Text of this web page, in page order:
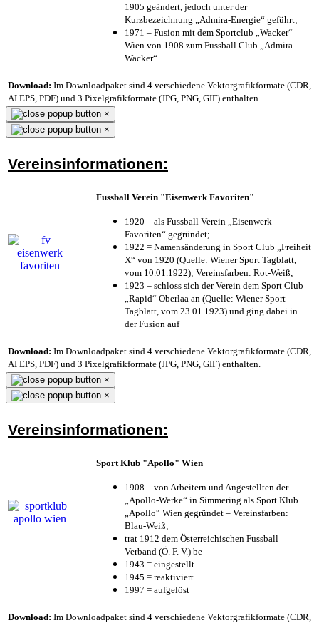
1905 geändert, jedoch unter der
Kurzbezeichnung „Admira-Energie“ geführt;
1971 – Fusion mit dem Sportclub „Wacker“
Wien von 1908 zum Fussball Club „Admira-
Wacker“
Download: Im Downloadpaket sind 4 verschiedene Vektorgrafikformate (CDR,
AI EPS, PDF) und 3 Pixelgrafikformate (JPG, PNG, GIF) enthalten.
×
×
Vereinsinformationen:
Fussball Verein "Eisenwerk Favoriten"
1920 = als Fussball Verein „Eisenwerk
Favoriten“ gegründet;
1922 = Namensänderung in Sport Club „Freiheit
X“ von 1920 (Quelle: Wiener Sport Tagblatt,
vom 10.01.1922); Vereinsfarben: Rot-Weiß;
1923 = schloss sich der Verein dem Sport Club
„Rapid“ Oberlaa an (Quelle: Wiener Sport
Tagblatt, vom 23.01.1923) und ging dabei in
der Fusion auf
Download: Im Downloadpaket sind 4 verschiedene Vektorgrafikformate (CDR,
AI EPS, PDF) und 3 Pixelgrafikformate (JPG, PNG, GIF) enthalten.
×
×
Vereinsinformationen:
Sport Klub "Apollo" Wien
1908 – von Arbeitern und Angestellten der
„Apollo-Werke“ in Simmering als Sport Klub
„Apollo“ Wien gegründet – Vereinsfarben:
Blau-Weiß;
trat 1912 dem Österreichischen Fussball
Verband (Ö. F. V.) be
1943 = eingestellt
1945 = reaktiviert
1997 = aufgelöst
Download: Im Downloadpaket sind 4 verschiedene Vektorgrafikformate (CDR,